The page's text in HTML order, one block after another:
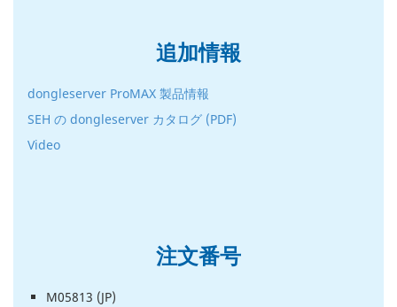
追加情報
dongleserver ProMAX 製品情報
SEH の dongleserver カタログ (PDF)
Video
注文番号
M05813 (JP)